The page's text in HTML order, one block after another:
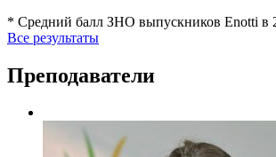
* Средний балл ЗНО выпускников Enotti в
Все результаты
Преподаватели